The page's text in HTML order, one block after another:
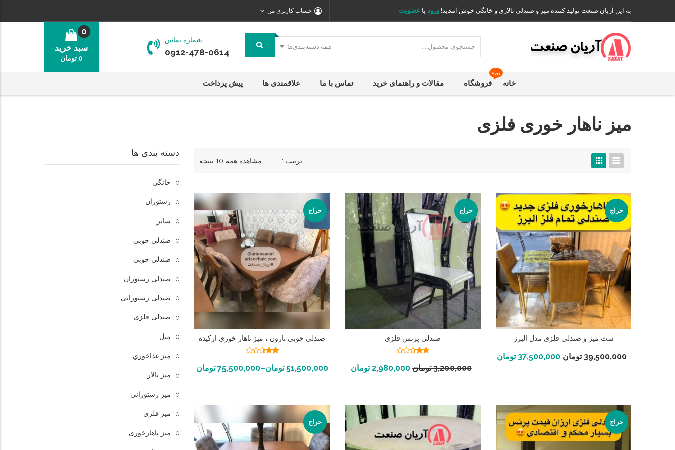
به این آریان صنعت تولید کننده میز و صندلی تالاری و خانگی خوش آمدید! ورود یا عضویت حساب کاربری من
همه دسته‌بندی‌ها
شماره تماس
0912-478-0614 سبد خرید
0
0 تومان
خانه فروشگاه
ویژه
مقالات و راهنمای خرید تماس با ما علاقمندی ها پیش پرداخت
میز ناهار خوری فلزی
دسته بندی ها
خانگی
رستوران
سایر
صندلی چوبی
صندلی چوبی
صندلی رستوران
صندلی رستورانی
صندلی فلزی
مبل
ميز غذاخوري
میز تالار
میز رستورانی
میز فلزی
میز ناهارخوری
مشاهده همه 10 نتیجه ترتیب :
حراج
ست میز و صندلی فلزی مدل البرز
39,500,000 تومان 37,500,000 تومان افزودن به سبد خرید
حراج
صندلی پرنس فلزی
2.34
از 5
3,200,000 تومان 2,980,000 تومان افزودن به سبد خرید
حراج
صندلی چوبی نارون ، میز ناهار خوری ارکیده
2.41
از 5
51,500,000 تومان–
75,500,000 تومان انتخاب گزینه ها
حراج حراج